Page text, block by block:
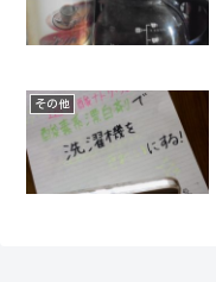
その他